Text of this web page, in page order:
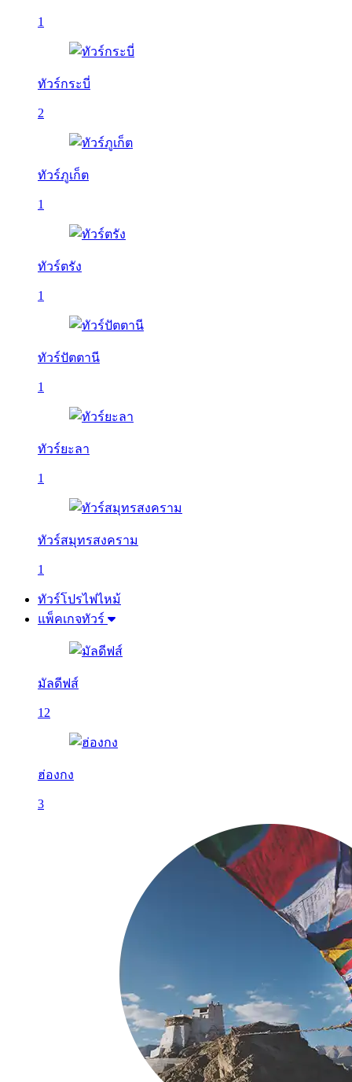
1
ทัวร์กระบี่
2
ทัวร์ภูเก็ต
1
ทัวร์ตรัง
1
ทัวร์ปัตตานี
1
ทัวร์ยะลา
1
ทัวร์สมุทรสงคราม
1
ทัวร์โปรไฟไหม้
แพ็คเกจทัวร์
มัลดีฟส์
12
ฮ่องกง
3